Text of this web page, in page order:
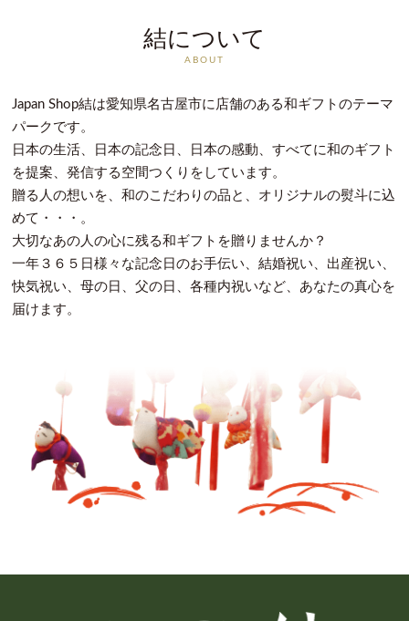
結について
ABOUT
Japan Shop結は愛知県名古屋市に店舗のある和ギフトのテーマ
パークです。
日本の生活、日本の記念日、日本の感動、すべてに和のギフト
を提案、発信する空間つくりをしています。
贈る人の想いを、和のこだわりの品と、オリジナルの熨斗に込
めて・・・。
大切なあの人の心に残る和ギフトを贈りませんか？
一年３６５日様々な記念日のお手伝い、結婚祝い、出産祝い、
快気祝い、母の日、父の日、各種内祝いなど、あなたの真心を
届けます。